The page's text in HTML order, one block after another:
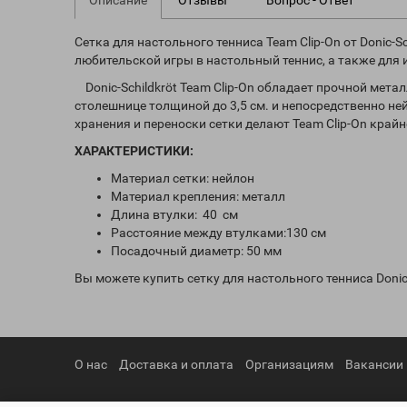
Сетка для настольного тенниса Team Clip-On от
любительской игры в настольный теннис, а также для
Donic-Schildkröt Team Clip-On обладает прочной
столешнице толщиной до 3,5 см. и непосредственно
хранения и переноски сетки делают Team Clip-On
ХАРАКТЕРИСТИКИ:
Материал сетки: нейлон
Материал крепления: металл
Длина втулки: 40 см
Расстояние между втулками:130 см
Посадочный диаметр: 50 мм
Вы можете купить cетку для настольного тенниса
О нас Доставка и оплата Организациям Вакансии